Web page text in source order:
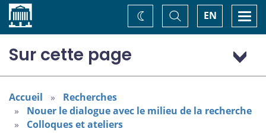
Accueil EN
Basculer
la
recherche
Changez
de
Sur cette page
Programme : jeudi 7 novembre
Programme : vendredi 8 novembre
Accueil
Recherches
Nouer le dialogue avec le milieu de la recherche
Colloques et ateliers